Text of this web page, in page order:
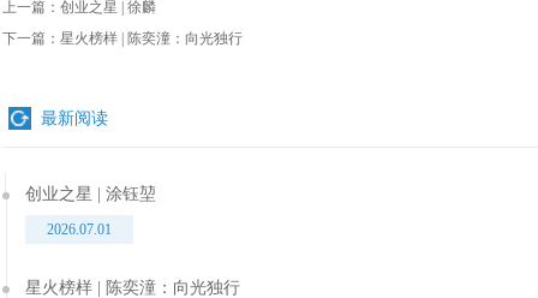
上一篇： 创业之星 | 徐麟
下一篇： 星火榜样 | 陈奕潼：向光独行
最新阅读
创业之星 | 涂钰堃
2026.07.01
星火榜样 | 陈奕潼：向光独行